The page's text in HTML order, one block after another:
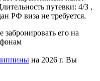
путевки: 4/3 ,
РФ виза не требуется.
его на
на 2026 г. Вы